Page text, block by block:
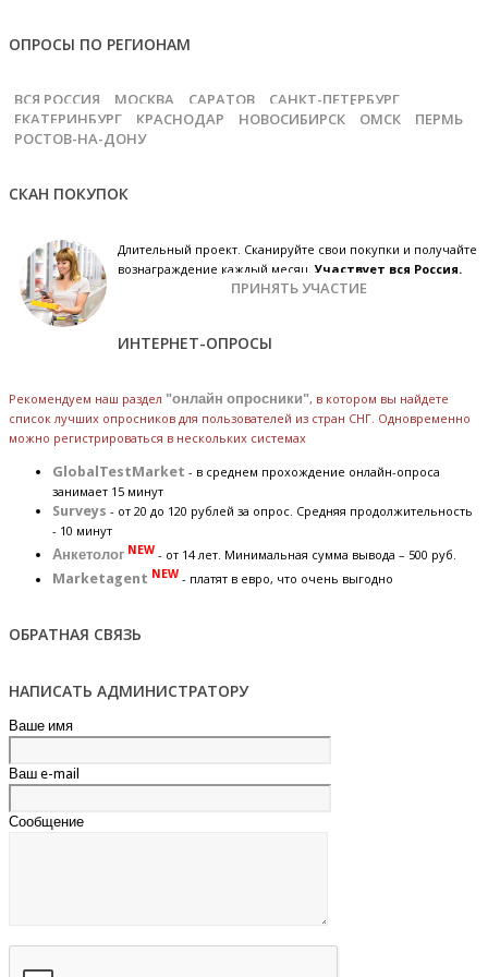
ОПРОСЫ ПО РЕГИОНАМ
ВСЯ РОССИЯ МОСКВА САРАТОВ
САНКТ-ПЕТЕРБУРГ
ЕКАТЕРИНБУРГ
КРАСНОДАР НОВОСИБИРСК ОМСК
ПЕРМЬ
РОСТОВ-НА-ДОНУ
СКАН ПОКУПОК
Длительный проект. Сканируйте свои покупки и получайте
вознаграждение каждый месяц.Участвует вся Россия.
ПРИНЯТЬ УЧАСТИЕ
ИНТЕРНЕТ-ОПРОСЫ
Рекомендуем наш раздел "онлайн опросники", в котором вы найдете
список лучших опросников для пользователей из стран СНГ. Одновременно
можно регистрироваться в нескольких системах
GlobalTestMarket - в среднем прохождение онлайн-опроса
занимает 15 минут
Surveys - от 20 до 120 рублей за опрос. Средняя продолжительность
- 10 минут
Анкетолог NEW - от 14 лет. Минимальная сумма вывода – 500 руб.
Marketagent NEW - платят в евро, что очень выгодно
ОБРАТНАЯ СВЯЗЬ
НАПИСАТЬ АДМИНИСТРАТОРУ
Ваше имя
Ваш e-mail
Сообщение